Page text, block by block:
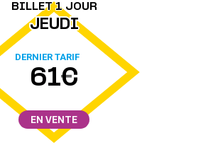
BILLET 1 JOUR
JEUDI
DERNIER TARIF
61€
EN VENTE